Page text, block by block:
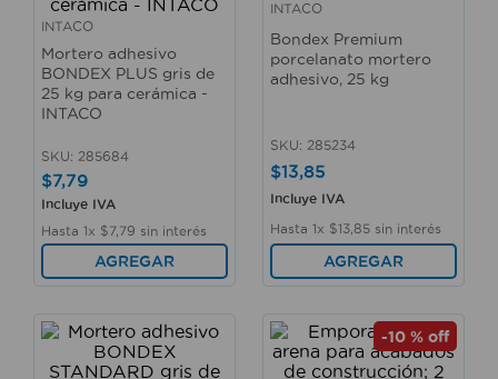
INTACO
Mortero adhesivo
BONDEX PLUS gris de
25 kg para cerámica -
INTACO
SKU: 285684
$7,79
Incluye IVA
Hasta 1x $7, 79 sin interés
AGREGAR
INTACO
Bondex Premium
porcelanato mortero
adhesivo, 25 kg
SKU: 285234
$13,85
Incluye IVA
Hasta 1x $13 85 sin interés
AGREGAR
-10 % off
taladro
cerradura
. fregadero